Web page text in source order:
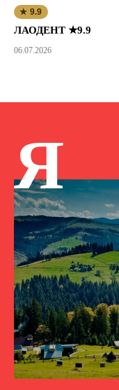
★ 9.9
ЛАОДЕНТ ★9.9
06.07.2026
Я